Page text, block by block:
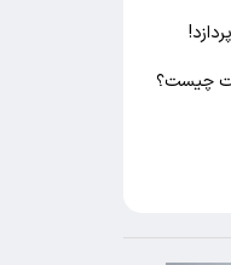
چیست؟